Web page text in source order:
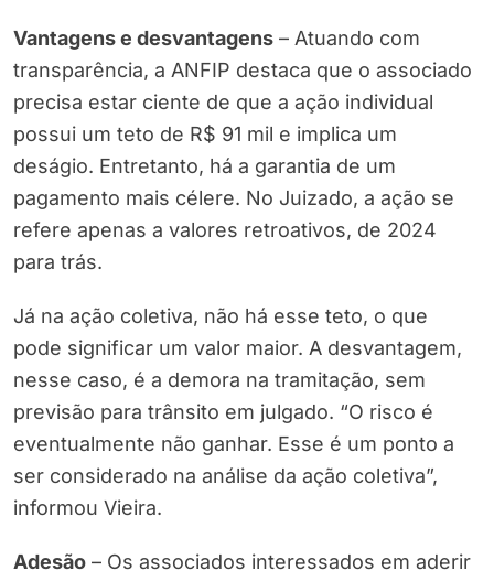
Vantagens e desvantagens – Atuando com
transparência, a ANFIP destaca que o associado
precisa estar ciente de que a ação individual
possui um teto de R$ 91 mil e implica um
deságio. Entretanto, há a garantia de um
pagamento mais célere. No Juizado, a ação se
refere apenas a valores retroativos, de 2024
para trás.
Já na ação coletiva, não há esse teto, o que
pode significar um valor maior. A desvantagem,
nesse caso, é a demora na tramitação, sem
previsão para trânsito em julgado. “O risco é
eventualmente não ganhar. Esse é um ponto a
ser considerado na análise da ação coletiva”,
informou Vieira.
Adesão – Os associados interessados em aderir